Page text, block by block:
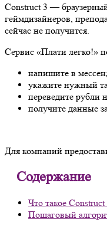
Construct 3 —
геймдизайнеров,
сейчас не получится.
Сервис «Плати легко!»
напишите в
укажите нужный
переведите рубли
получите данные
Для компаний
Содержание
Что такое
Пошаговый